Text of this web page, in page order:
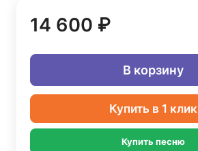
14 600 ₽
В корзину
Купить в 1 клик
Купить песню